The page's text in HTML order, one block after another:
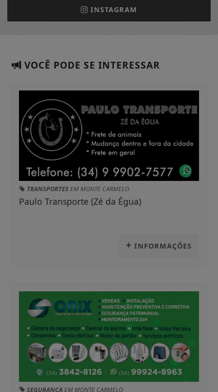
INSTAGRAM
VOCÊ PODE SE INTERESSAR
TRANSPORTESEM MONTE CARMELO
Paulo Transporte (Zé da Égua)
+ INFORMAÇÕES
SEGURANÇA EM MONTE CARMELO